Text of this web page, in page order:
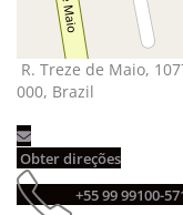
R. Treze de Maio,
000, Brazil
Obter direções
+55 99 99100-